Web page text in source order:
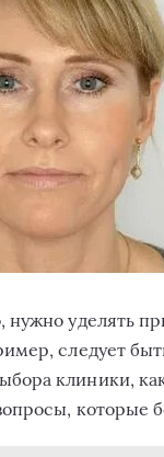
нужно уделять
следует
клиники,
которые